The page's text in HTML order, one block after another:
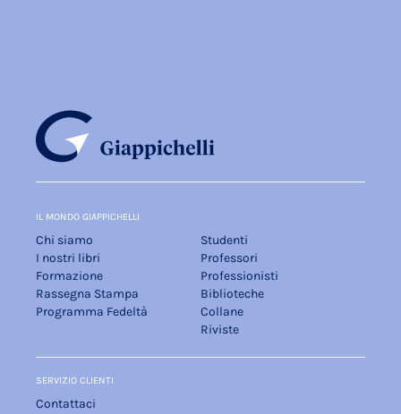
IL MONDO GIAPPICHELLI
Chi siamo
I nostri libri
Formazione
Rassegna Stampa
Programma Fedeltà
Studenti
Professori
Professionisti
Biblioteche
Collane
Riviste
SERVIZIO CLIENTI
Contattaci